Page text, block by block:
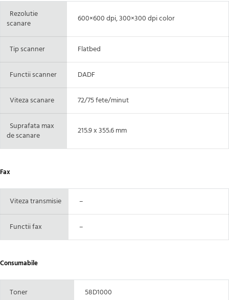
Rezolutie
scanare
600×600 dpi, 300×300 dpi color
Tip scanner Flatbed
Functii scanner DADF
Viteza scanare 72/75 fete/minut
Suprafata max
de scanare
215.9 x 355.6 mm
Fax
Viteza transmisie –
Functii fax –
Consumabile
Toner 58D1000